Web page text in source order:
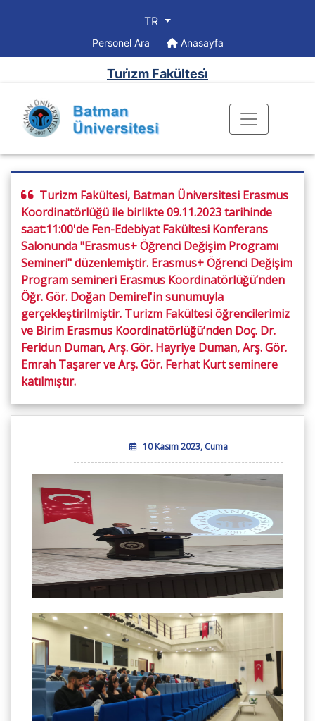
TR
Personel Ara Anasayfa
Turi̇zm Fakültesi̇
Turizm Fakültesi, Batman Üniversitesi Erasmus
Koordinatörlüğü ile birlikte 09.11.2023 tarihinde
saat:11:00'de Fen-Edebiyat Fakültesi Konferans
Salonunda "Erasmus+ Öğrenci Değişim Programı
Semineri" düzenlemiştir. Erasmus+ Öğrenci Değişim
Program semineri Erasmus Koordinatörlüğü’nden
Öğr. Gör. Doğan Demirel'in sunumuyla
gerçekleştirilmiştir. Turizm Fakültesi öğrencilerimiz
ve Birim Erasmus Koordinatörlüğü’nden Doç. Dr.
Feridun Duman, Arş. Gör. Hayriye Duman, Arş. Gör.
Emrah Taşarer ve Arş. Gör. Ferhat Kurt seminere
katılmıştır.
10 Kasım 2023, Cuma